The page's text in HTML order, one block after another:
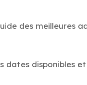
des meilleures
dates disponibles